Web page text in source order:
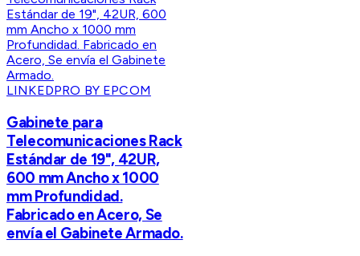
LINKEDPRO BY EPCOM
Gabinete para
Telecomunicaciones Rack
Estándar de 19", 42UR,
600 mm Ancho x 1000
mm Profundidad.
Fabricado en Acero, Se
envía el Gabinete Armado.